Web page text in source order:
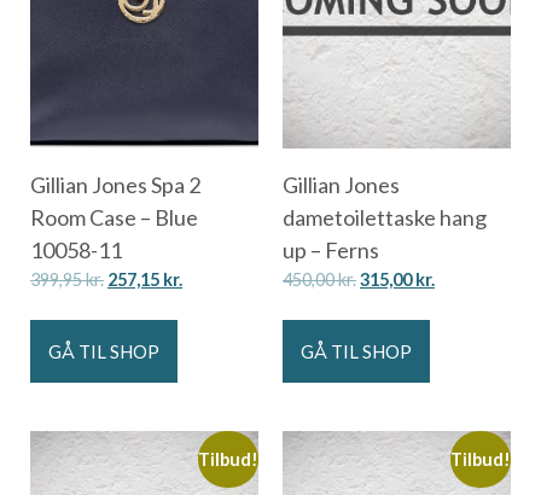
Gillian Jones Spa 2
Room Case – Blue
10058-11
399,95kr. 257,15 kr.
GÅ TIL SHOP
Gillian Jones
dametoilettaske hang
up – Ferns
450,00kr.315,00kr.
GÅ TIL SHOP
Tilbud! Tilbud!